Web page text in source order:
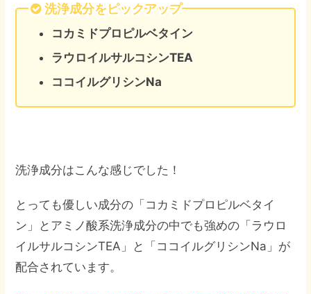
洗浄成分をピックアップ
コカミドプロピルベタイン
ラウロイルサルコシンTEA
ココイルグリシンNa
洗浄成分はこんな感じでした！
とっても優しい成分の「コカミドプロピルベタイ
ン」とアミノ酸系洗浄成分の中でも強めの「ラウロ
イルサルコシンTEA」と「ココイルグリシンNa」が
配合されています。